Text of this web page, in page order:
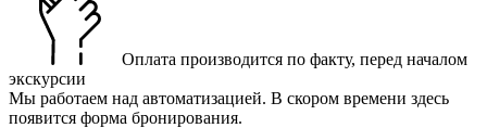
Оплата производится по факту, перед началом
экскурсии
Мы работаем над автоматизацией. В скором времени здесь
появится форма бронирования.